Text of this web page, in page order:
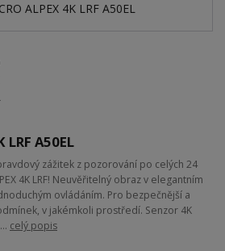
LRF A50EL
zážitek z pozorování po celých 24
4K LRF! Neuvěřitelný obraz v elegantním
ovládáním. Pro bezpečnější a
v jakémkoli prostředí. Senzor 4K
celý popis